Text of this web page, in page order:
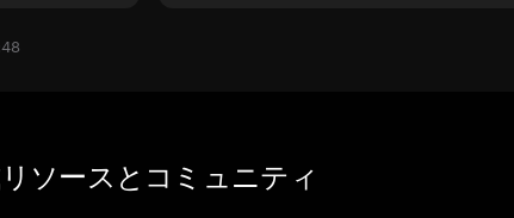
ソースとコミュニティ